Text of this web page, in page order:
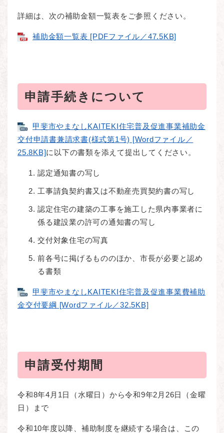
詳細は、次の補助金額一覧表をご参照ください。
補助金額一覧表 [PDFファイル／47.5KB]
申請手続きについて
甲斐市やまなしKAITEKI住宅普及促進事業補助金
交付申請書兼請求書(様式第1号) [Wordファイル／
25.8KB]に以下の書類を添えて提出してください。
認定通知書の写し
工事請負契約書又は不動産売買契約書の写し
認定住宅の建築の工事を施工した県内事業者に
係る建設業の許可の通知書の写し
交付対象住宅の写真
前各号に掲げるもののほか、市長が必要と認め
る書類
甲斐市やまなしKAITEKI住宅普及促進事業費補助
金交付要綱 [Wordファイル／32.5KB]
申請受付期間
令和8年4月1日（水曜日）から令和9年2月26日（金曜
日）まで
令和10年度以降、補助制度を継続する場合は、この